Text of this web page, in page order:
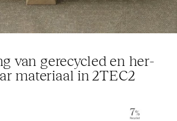
van gerecycled en her­
materiaal in 2TEC2